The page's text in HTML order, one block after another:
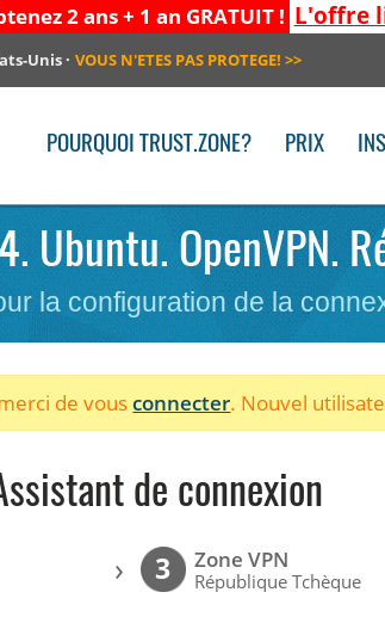
2 ans + 1 an GRATUIT ! L'offre
Unis· VOUS N'ETES PAS PROTEGE! >>
POURQUOI TRUST.ZONE? PRIX
Ubuntu. OpenVPN.
la configuration de la
de vousconnecter. Nouvel
de connexion
› 3 Zone VPN
République Tchèque